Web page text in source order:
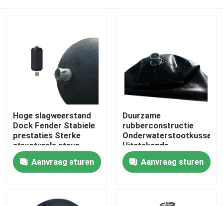
Thuis
Producten
Video's
Hoge slagweerstand
Dock Fender Stabiele
prestaties Sterke
structurele steun
Aanvraag sturen
Duurzame
rubberconstructie
Onderwaterstootkussen
Uitstekende
energieabsorptie
Weerbestendig
Aanvraag sturen